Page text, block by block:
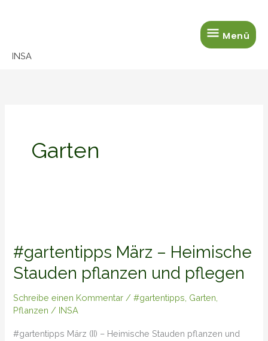
INSA
Menü
Menü
Garten
#gartentipps März – Heimische
Stauden pflanzen und pflegen
Schreibe einen Kommentar /#gartentipps, Garten,
Pflanzen / INSA
#gartentipps März (II) – Heimische Stauden pflanzen und
–
Heimische
pflanzen
und
pflegen